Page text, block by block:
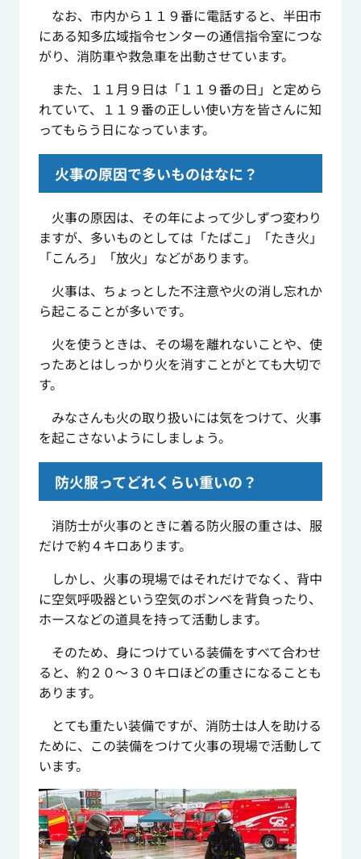
なお、市内から１１９番に電話すると、半田市
にある知多広域指令センターの通信指令室につな
がり、消防車や救急車を出動させています。
また、１１月９日は「１１９番の日」と定めら
れていて、１１９番の正しい使い方を皆さんに知
ってもらう日になっています。
火事の原因で多いものはなに？
火事の原因は、その年によって少しずつ変わり
ますが、多いものとしては「たばこ」「たき火」
「こんろ」「放火」などがあります。
火事は、ちょっとした不注意や火の消し忘れか
ら起こることが多いです。
火を使うときは、その場を離れないことや、使
ったあとはしっかり火を消すことがとても大切で
す。
みなさんも火の取り扱いには気をつけて、火事
を起こさないようにしましょう。
防火服ってどれくらい重いの？
消防士が火事のときに着る防火服の重さは、服
だけで約４キロあります。
しかし、火事の現場ではそれだけでなく、背中
に空気呼吸器という空気のボンベを背負ったり、
ホースなどの道具を持って活動します。
そのため、身につけている装備をすべて合わせ
ると、約２０～３０キロほどの重さになることも
あります。
とても重たい装備ですが、消防士は人を助ける
ために、この装備をつけて火事の現場で活動して
います。